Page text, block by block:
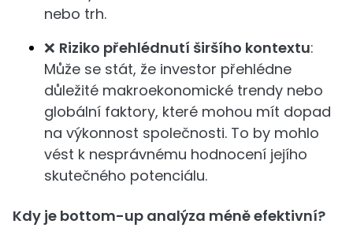
nebo trh.
❌ Riziko přehlédnutí širšího kontextu:
Může se stát, že investor přehlédne
důležité makroekonomické trendy nebo
globální faktory, které mohou mít dopad
na výkonnost společnosti. To by mohlo
vést k nesprávnému hodnocení jejího
skutečného potenciálu.
Kdy je bottom-up analýza méně efektivní?